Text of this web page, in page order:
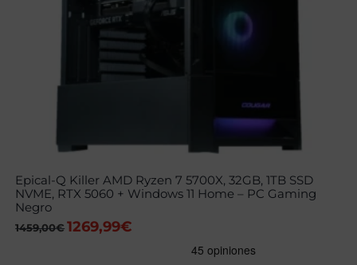
Epical-Q Killer AMD Ryzen 7 5700X, 32GB, 1TB SSD
NVME, RTX 5060 + Windows 11 Home – PC Gaming
Negro
1459,00€ El
1269,99€